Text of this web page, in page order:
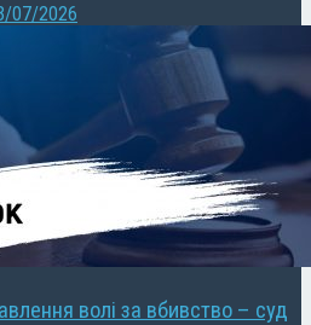
07/2026
волі за вбивство – суд